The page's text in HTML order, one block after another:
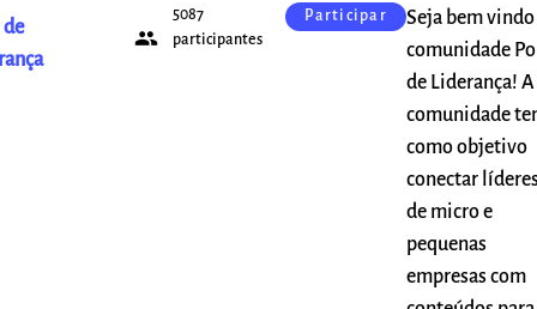
people
5087
participantes
Participar
Seja bem vindo
comunidade
de Liderança! A
comunidade
como objetivo
conectar
de micro e
pequenas
empresas com